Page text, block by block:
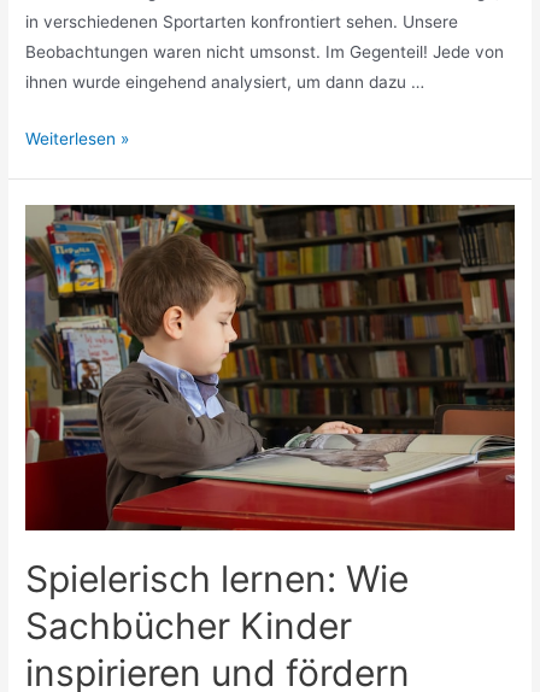
in verschiedenen Sportarten konfrontiert sehen. Unsere
Beobachtungen waren nicht umsonst. Im Gegenteil! Jede von
ihnen wurde eingehend analysiert, um dann dazu …
Nano-
der
Praxis:
SMMASH
aktive
Athleten
Weiterlesen »
Spielerisch lernen: Wie
Sachbücher Kinder
inspirieren und fördern